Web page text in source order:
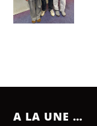
A LA UNE …